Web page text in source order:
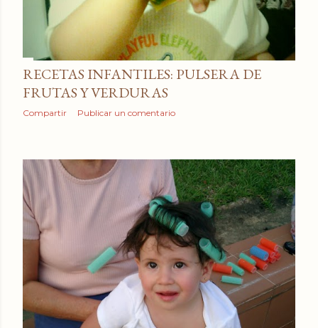
RECETAS INFANTILES: PULSERA DE
FRUTAS Y VERDURAS
Compartir Publicar un comentario